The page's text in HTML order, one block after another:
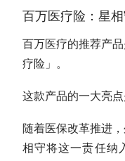
百万医疗险：星
百万医疗的推荐产
疗险」。
这款产品的一大亮点
随着医保改革推进
相守将这一责任纳